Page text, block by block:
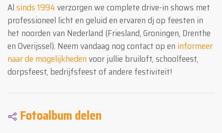
Alsinds 1994verzorgen we complete drive-in shows met
professioneel licht en geluid en ervaren dj op feesten in
het noorden van Nederland (Friesland, Groningen, Drenthe
en Overijssel). Neem vandaag nog contact op en informeer
naar de mogelijkhedenvoor jullie bruiloft, schoolfeest,
dorpsfeest, bedrijfsfeest of andere festiviteit!
Fotoalbum delen